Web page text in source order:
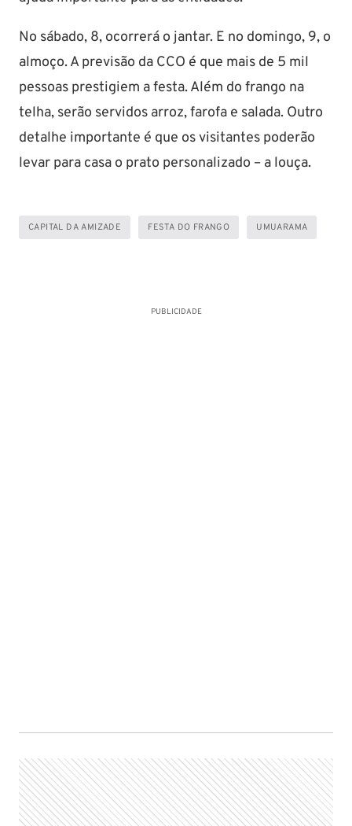
No sábado, 8, ocorrerá o jantar. E no domingo, 9, o
almoço. A previsão da CCO é que mais de 5 mil
pessoas prestigiem a festa. Além do frango na
telha, serão servidos arroz, farofa e salada. Outro
detalhe importante é que os visitantes poderão
levar para casa o prato personalizado – a louça.
CAPITAL DA AMIZADE FESTA DO FRANGO UMUARAMA
PUBLICIDADE